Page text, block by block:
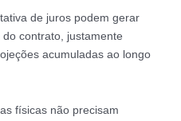
de juros podem gerar
contrato, justamente
acumuladas ao longo
físicas não precisam